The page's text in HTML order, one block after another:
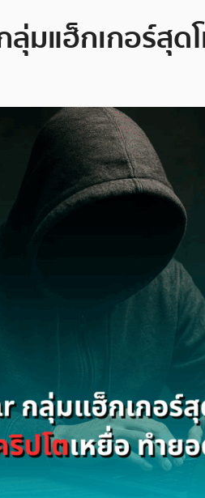
ลุ่มแฮ็กเกอร์สุ